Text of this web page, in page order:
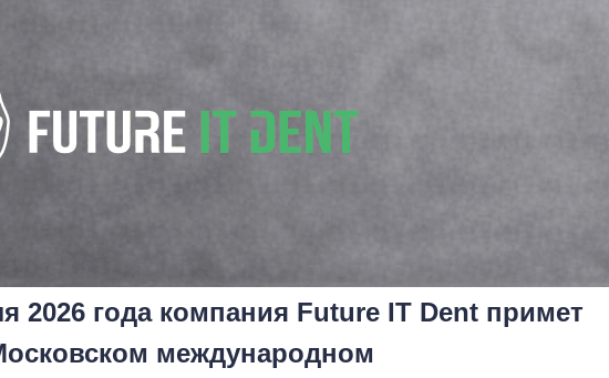
2026 года компания Future IT Dent примет
международном